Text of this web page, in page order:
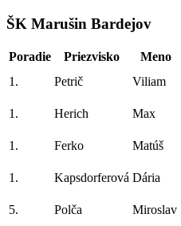
ŠK Marušin Bardejov
Poradie Priezvisko Meno
1.
Petrič Viliam
1. Herich Max
1. Ferko Matúš
1. Kapsdorferová Dária
5. Polča Miroslav